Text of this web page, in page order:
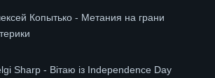
Копытько - Метания на грани
Sharp - Вітаю із Independence Day